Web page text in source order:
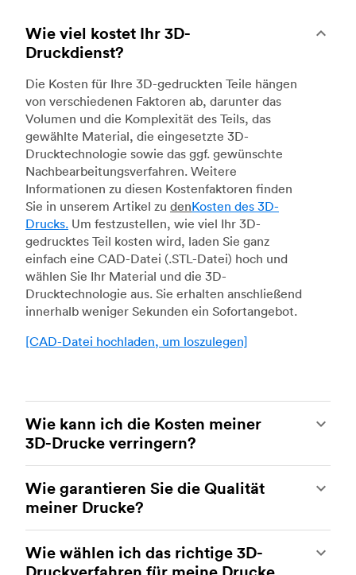
Wie viel kostet Ihr 3D-
Druckdienst?
Die Kosten für Ihre 3D-gedruckten Teile hängen
von verschiedenen Faktoren ab, darunter das
Volumen und die Komplexität des Teils, das
gewählte Material, die eingesetzte 3D-
Drucktechnologie sowie das ggf. gewünschte
Nachbearbeitungsverfahren. Weitere
Informationen zu diesen Kostenfaktoren finden
Sie in unserem Artikel zu denKosten des 3D-
Drucks. Um festzustellen, wie viel Ihr 3D-
gedrucktes Teil kosten wird, laden Sie ganz
einfach eine CAD-Datei (.STL-Datei) hoch und
wählen Sie Ihr Material und die 3D-
Drucktechnologie aus. Sie erhalten anschließend
innerhalb weniger Sekunden ein Sofortangebot.
[CAD-Datei hochladen, um loszulegen]
Wie kann ich die Kosten meiner
3D-Drucke verringern?
müssen Sie den Einfluss bestimmter Faktoren auf
die Kosten verstehen. Die wichtigsten
kostenbeeinflussenden Faktoren sind der
Materialtyp, das Volumen des einzelnen Teils, die
Drucktechnologie und die Anforderungen an die
Wie garantieren Sie die Qualität
meiner Drucke?
Druckereien innerhalb unseres Netzwerks
Wie wählen ich das richtige 3D-